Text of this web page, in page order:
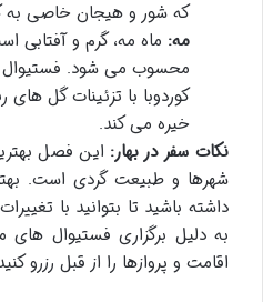
که شور و هیجان خاصی
مه: ماه مه، گرم و
کوردوبا با تزئینات گل
خیره می کند.
نکات سفر در بهار: این فصل
شهرها و طبیعت گردی است.
داشته باشید تا بتوانید با
به دلیل برگزاری فستیوال
اقامت و پروازها را از قبل رزرو